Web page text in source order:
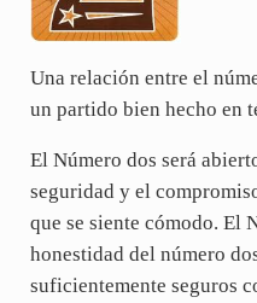
Una relación entre el
un partido bien hecho en
El Número dos será
seguridad y el
que se siente cómodo. El
honestidad del número
suficientemente seguros